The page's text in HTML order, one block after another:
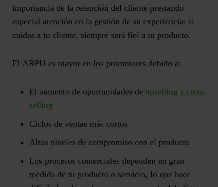
importancia de la retención del cliente prestando
especial atención en la gestión de su experiencia: si
cuidas a tu cliente, siempre será fiel a tu producto.
El ARPU es mayor en los promotores debido a:
El aumento de oportunidades de upselling y cross
selling
Ciclos de ventas más cortos
Altos niveles de compromiso con el producto
Los procesos comerciales dependen en gran
medida de tu producto o servicio, lo que hace